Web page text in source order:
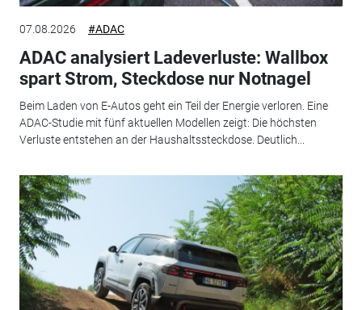
07.08.2026 #ADAC
ADAC analysiert Ladeverluste: Wallbox
spart Strom, Steckdose nur Notnagel
Beim Laden von E-Autos geht ein Teil der Energie verloren. Eine
ADAC-Studie mit fünf aktuellen Modellen zeigt: Die höchsten
Verluste entstehen an der Haushaltssteckdose. Deutlich...